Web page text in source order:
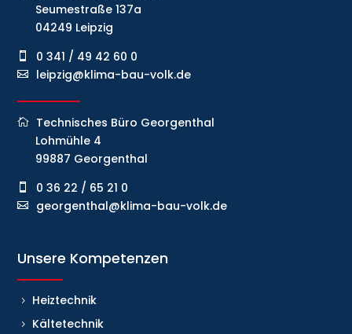
Seumestraße 137a
04249 Leipzig
0 341 / 49 42 60 0
leipzig@klima-bau-volk.de
Technisches Büro Georgenthal
Lohmühle 4
99887 Georgenthal
0 36 22 / 65 21 0
georgenthal@klima-bau-volk.de
Unsere Kompetenzen
Heiztechnik
Kältetechnik